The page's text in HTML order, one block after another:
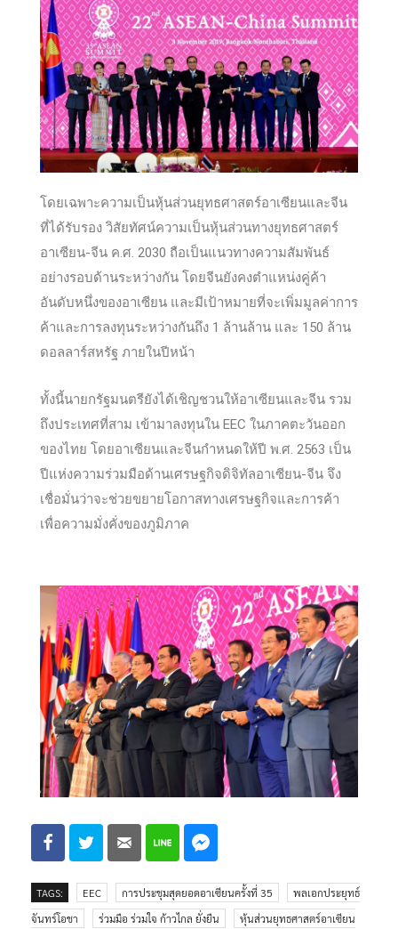
โดยเฉพาะความเป็นหุ้นส่วนยุทธศาสตร์อาเซียนและจีน
ที่ได้รับรอง วิสัยทัศน์ความเป็นหุ้นส่วนทางยุทธศาสตร์
อาเซียน-จีน ค.ศ. 2030 ถือเป็นแนวทางความสัมพันธ์
อย่างรอบด้านระหว่างกัน โดยจีนยังคงตำแหน่งคู่ค้า
อันดับหนึ่งของอาเซียน และมีเป้าหมายที่จะเพิ่มมูลค่าการ
ค้าและการลงทุนระหว่างกันถึง 1 ล้านล้าน และ 150 ล้าน
ดอลลาร์สหรัฐ ภายในปีหน้า
ทั้งนี้นายกรัฐมนตรียังได้เชิญชวนให้อาเซียนและจีน รวม
ถึงประเทศที่สาม เข้ามาลงทุนใน EEC ในภาคตะวันออก
ของไทย โดยอาเซียนและจีนกำหนดให้ปี พ.ศ. 2563 เป็น
ปีแห่งความร่วมมือด้านเศรษฐกิจดิจิทัลอาเซียน-จีน จึง
เชื่อมั่นว่าจะช่วยขยายโอกาสทางเศรษฐกิจและการค้า
เพื่อความมั่งคั่งของภูมิภาค
TAGS: EEC การประชุมสุดยอดอาเซียนครั้งที่ 35
พลเอกประยุทธ์
จันทร์โอชา
ร่วมมือ ร่วมใจ ก้าวไกล ยั่งยืน
หุ้นส่วนยุทธศาสตร์อาเซียน